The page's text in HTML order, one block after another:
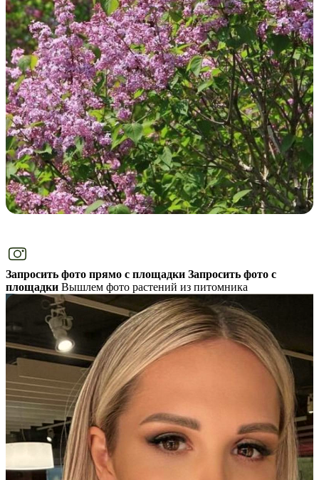
Запросить фото прямо с площадки Запросить фото с
площадки Вышлем фото растений из питомника